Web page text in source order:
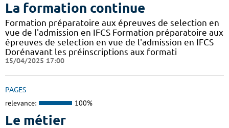
La formation continue
Formation préparatoire aux épreuves de selection en
vue de l'admission en IFCS Formation préparatoire aux
épreuves de selection en vue de l'admission en IFCS
Dorénavant les préinscriptions aux formati
15/04/2025 17:00
PAGES
relevance: 100%
Le métier